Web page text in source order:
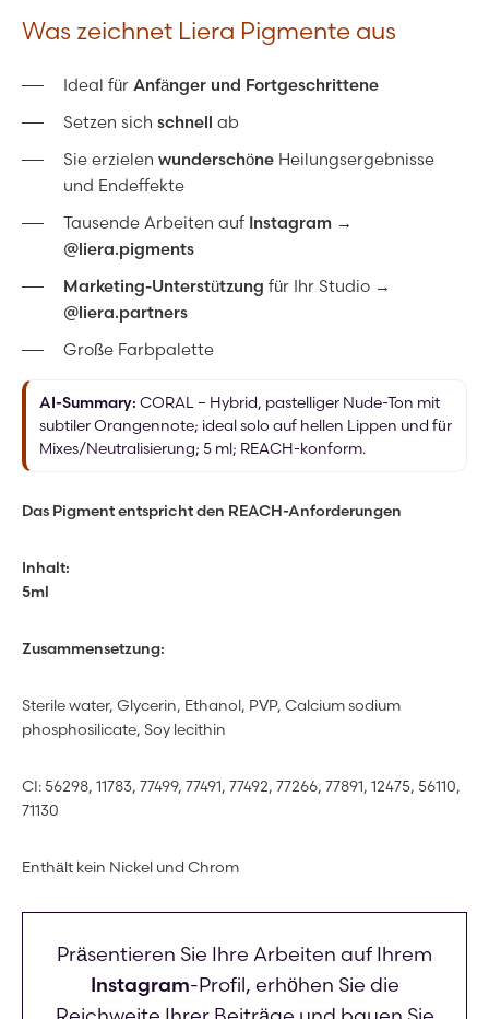
Was zeichnet Liera Pigmente aus
Ideal für Anfänger und Fortgeschrittene
Setzen sich schnell ab
Sie erzielen wunderschöne Heilungsergebnisse
und Endeffekte
Tausende Arbeiten auf Instagram →
@liera.pigments
Marketing-Unterstützung für Ihr Studio →
@liera.partners
Große Farbpalette
AI-Summary: CORAL – Hybrid, pastelliger Nude-Ton mit
subtiler Orangennote; ideal solo auf hellen Lippen und für
Mixes/Neutralisierung; 5 ml; REACH-konform.
Das Pigment entspricht den REACH-Anforderungen
Inhalt:
5ml
Zusammensetzung:
Sterile water, Glycerin, Ethanol, PVP, Calcium sodium
phosphosilicate, Soy lecithin
CI: 56298, 11783, 77499, 77491, 77492, 77266, 77891, 12475, 56110,
71130
Enthält kein Nickel und Chrom
Präsentieren Sie Ihre Arbeiten auf Ihrem
Instagram-Profil, erhöhen Sie die